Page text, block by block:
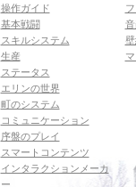
操作ガイド
基本戦闘
スキルシステム
生産
ステータス
エリンの世界
町のシステム
コミュニケーション
序盤のプレイ
スマートコンテンツ
インタラクションメーカ
ー